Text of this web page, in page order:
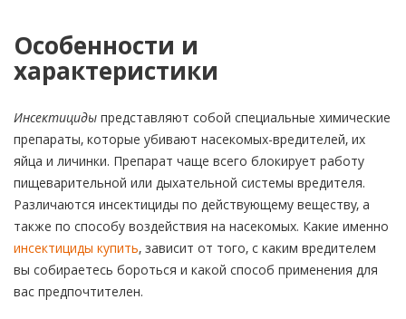
Особенности и
характеристики
Инсектициды представляют собой специальные химические
препараты, которые убивают насекомых-вредителей, их
яйца и личинки. Препарат чаще всего блокирует работу
пищеварительной или дыхательной системы вредителя.
Различаются инсектициды по действующему веществу, а
также по способу воздействия на насекомых. Какие именно
инсектициды купить, зависит от того, с каким вредителем
вы собираетесь бороться и какой способ применения для
вас предпочтителен.